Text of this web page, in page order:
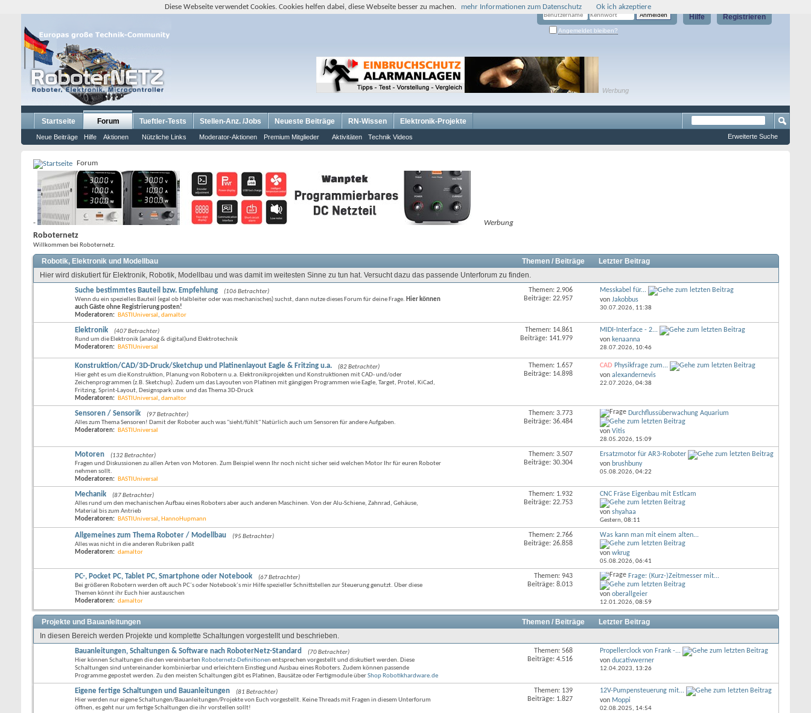
Registrieren
Hilfe
Angemeldet bleiben?
Werbung
Startseite Forum
Neue Beiträge Hilfe Aktionen Nützliche Links Moderator-Aktionen Premium Mitglieder Aktivitäten Technik Videos
Tueftler-Tests Stellen-Anz. /Jobs Neueste Beiträge RN-Wissen Elektronik-Projekte
Erweiterte Suche
Forum
- Werbung
Roboternetz
Willkommen bei Roboternetz.
Robotik, Elektronik und Modellbau Themen / Beiträge
Letzter Beitrag
Hier wird diskutiert für Elektronik, Robotik, Modellbau und was damit im weitesten Sinne zu tun hat. Versucht dazu das passende Unterforum zu finden.
Suche bestimmtes Bauteil bzw. Empfehlung
(106 Betrachter)
Wenn du ein spezielles Bauteil (egal ob Halbleiter oder was mechanisches) suchst, dann nutze dieses Forum für deine Frage. Hier können
auch Gäste ohne Registrierung posten!
Moderatoren: BASTIUniversal , damaltor
Themen: 2.906
Beiträge: 22.957
Messkabel für...
von Jakobbus
30.07.2026, 11:38
Elektronik
(407 Betrachter)
Rund um die Elektronik (analog & digital)und Elektrotechnik
Moderatoren: BASTIUniversal
Forums
Themen: 14.861
Beiträge: 141.979
MIDI-Interface - 2...
von kenaanna
28.07.2026, 10:46
Konstruktion/CAD/3D-Druck/Sketchup und Platinenlayout Eagle & Fritzing u.a.
(82 Betrachter)
Hier geht es um die Konstruktion, Planung von Robotern u.a. Elektronikprojekten und Konstruktionen mit CAD- und/oder
Zeichenprogrammen (z.B. Sketchup). Zudem um das Layouten von Platinen mit gängigen Programmen wie Eagle, Target, Protel, KiCad,
Fritzing, Sprint-Layout, Designspark usw. und das Thema 3D-Druck
Moderatoren: BASTIUniversal , damaltor
anzeigen
Themen: 1.657
Beiträge: 14.898
CAD Physikfrage zum...
von alexandernevis
22.07.2026, 04:38
Sensoren / Sensorik
(97 Betrachter)
Alles zum Thema Sensoren! Damit der Roboter auch was "sieht/fühlt" Natürlich auch um Sensoren für andere Aufgaben.
Moderatoren: BASTIUniversal
Themen: 3.773
Beiträge: 36.484
Durchflussüberwachung Aquarium
von Vitis
28.05.2026, 15:09
Motoren
(132 Betrachter)
Fragen und Diskussionen zu allen Arten von Motoren. Zum Beispiel wenn Ihr noch nicht sicher seid welchen Motor Ihr für euren Roboter
nehmen sollt.
Moderatoren: BASTIUniversal
Themen: 3.507
Beiträge: 30.304
Ersatzmotor für AR3-Roboter
von brushbuny
05.08.2026, 04:22
Mechanik
(87 Betrachter)
Alles rund um den mechanischen Aufbau eines Roboters aber auch anderen Maschinen. Von der Alu-Schiene, Zahnrad, Gehäuse,
Material bis zum Antrieb
Moderatoren: BASTIUniversal , HannoHupmann
Themen: 1.932
Beiträge: 22.753
CNC Fräse Eigenbau mit Estlcam
von shyahaa
Gestern, 08:11
Allgemeines zum Thema Roboter / Modellbau
(95 Betrachter)
Alles was nicht in die anderen Rubriken paßt
Moderatoren: damaltor
Themen: 2.766
Beiträge: 26.858
Was kann man mit einem alten...
von wkrug
05.08.2026, 06:41
PC-, Pocket PC, Tablet PC, Smartphone oder Notebook
(67 Betrachter)
Bei größeren Robotern werden oft auch PC´s oder Notebook´s mir Hilfe spezieller Schnittstellen zur Steuerung genutzt. Über diese
Themen könnt ihr Euch hier austauschen
Moderatoren: damaltor
anzeigen
Themen: 943
Beiträge: 8.013
Frage: (Kurz-)Zeitmesser mit...
von oberallgeier
12.01.2026, 08:59
Projekte und Bauanleitungen Themen / Beiträge
Letzter Beitrag
In diesen Bereich werden Projekte und komplette Schaltungen vorgestellt und beschrieben.
Bauanleitungen, Schaltungen & Software nach RoboterNetz-Standard
(70 Betrachter)
Hier können Schaltungen die den vereinbarten Roboternetz-Definitionen entsprechen vorgestellt und diskutiert werden. Diese
Schaltungen sind untereinander kombinierbar und erleichtern Einstieg und Ausbau eines Roboters. Zudem können passende
Programme gepostet werden. Zu den meisten Schaltungen gibt es Platinen, Bausätze oder Fertigmodule überShop Robotikhardware.de
Themen: 568
Beiträge: 4.516
Propellerclock von Frank -...
von ducativwerner
12.04.2023, 13:26
Eigene fertige Schaltungen und Bauanleitungen
(81 Betrachter)
Hier werden nur eigene Schaltungen/Bauanleitungen/Projekte von Euch vorgestellt. Keine Threads mit Fragen in diesem Unterforum
öffnen, es geht nur um fertige Schaltungen die ihr vorstellen sollt!
Themen: 139
Beiträge: 1.827
12V-Pumpensteuerung mit...
von Moppi
02.08.2025, 14:54
Diese Webseite verwendet Cookies. Cookies helfen dabei, diese Webseite besser zu machen. mehr Informationen zum Datenschutz Ok ich akzeptiere